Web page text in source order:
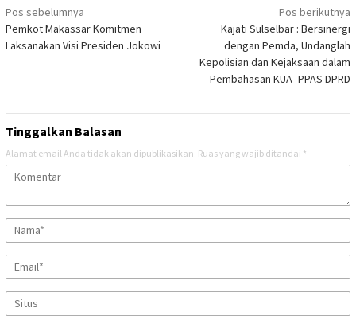
Navigasi
pos
Pos sebelumnya
Pemkot Makassar Komitmen
Laksanakan Visi Presiden Jokowi
Pos berikutnya
Kajati Sulselbar : Bersinergi
dengan Pemda, Undanglah
Kepolisian dan Kejaksaan dalam
Pembahasan KUA -PPAS DPRD
Tinggalkan Balasan
Alamat email Anda tidak akan dipublikasikan. Ruas yang wajib ditandai *